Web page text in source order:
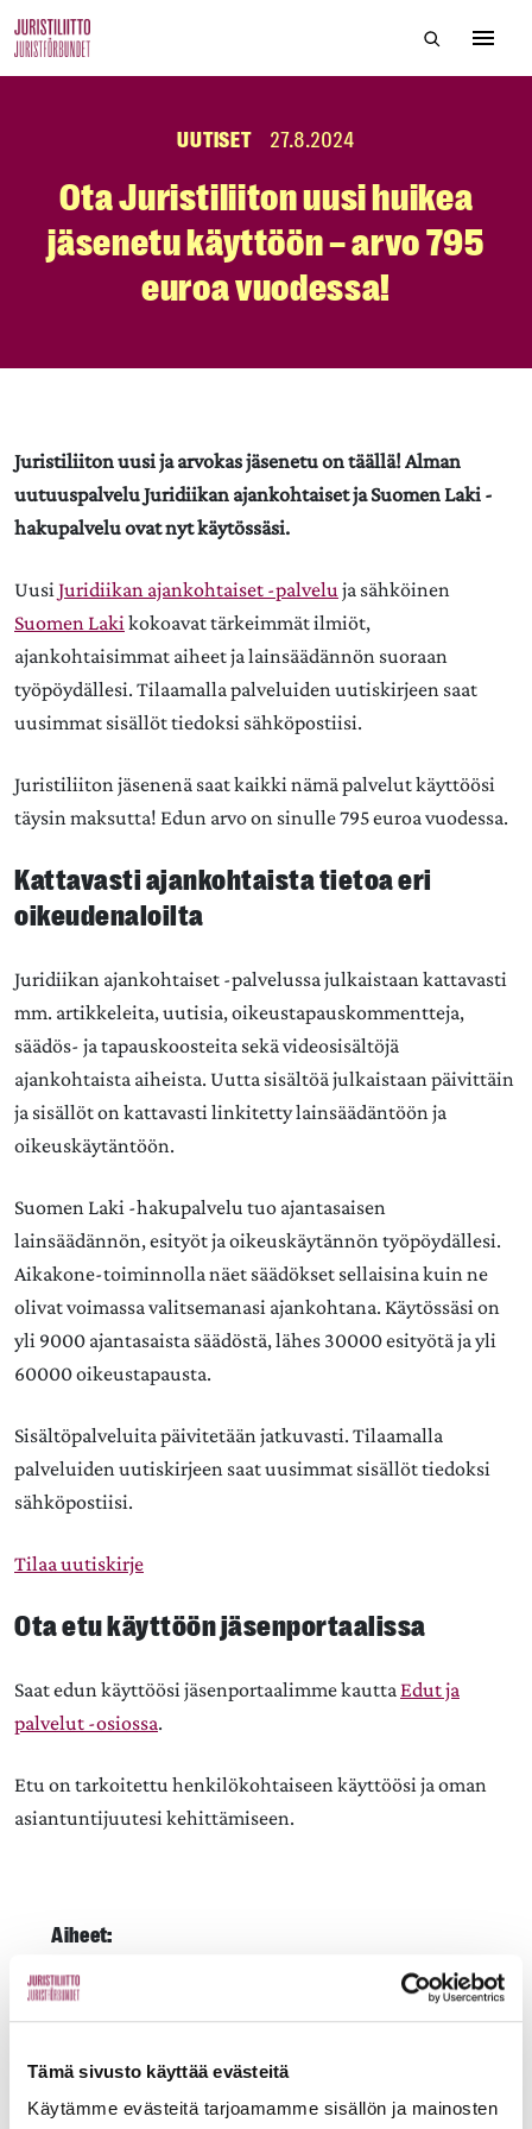
Tämä sivusto käyttää evästeitä
Käytämme evästeitä tarjoamamme sisällön ja mainosten
to
Hae
UUTISET 27.8.2024
Ota Juristiliiton uusi huikea
jäsenetu käyttöön – arvo 795
euroa vuodessa!
Juristiliiton uusi ja arvokas jäsenetu on täällä! Alman
uutuuspalvelu Juridiikan ajankohtaiset ja Suomen Laki -
hakupalvelu ovat nyt käytössäsi.
UusiJuridiikan ajankohtaiset -palvelu ja sähköinen
Suomen Lakikokoavat tärkeimmät ilmiöt,
ajankohtaisimmat aiheet ja lainsäädännön suoraan
työpöydällesi. Tilaamalla palveluiden uutiskirjeen saat
uusimmat sisällöt tiedoksi sähköpostiisi.
Juristiliiton jäsenenä saat kaikki nämä palvelut käyttöösi
täysin maksutta! Edun arvo on sinulle 795 euroa vuodessa.
Kattavasti ajankohtaista tietoa eri
oikeudenaloilta
Juridiikan ajankohtaiset -palvelussa julkaistaan kattavasti
mm. artikkeleita, uutisia, oikeustapauskommentteja,
säädös- ja tapauskoosteita sekä videosisältöjä
ajankohtaista aiheista. Uutta sisältöä julkaistaan päivittäin
ja sisällöt on kattavasti linkitetty lainsäädäntöön ja
oikeuskäytäntöön.
Suomen Laki -hakupalvelu tuo ajantasaisen
lainsäädännön, esityöt ja oikeuskäytännön työpöydällesi.
Aikakone-toiminnolla näet säädökset sellaisina kuin ne
olivat voimassa valitsemanasi ajankohtana. Käytössäsi on
yli 9000 ajantasaista säädöstä, lähes 30000 esityötä ja yli
60000 oikeustapausta.
Sisältöpalveluita päivitetään jatkuvasti. Tilaamalla
palveluiden uutiskirjeen saat uusimmat sisällöt tiedoksi
sähköpostiisi.
Tilaa uutiskirje
Ota etu käyttöön jäsenportaalissa
Saat edun käyttöösi jäsenportaalimme kauttaEdut ja
palvelut -osiossa.
Etu on tarkoitettu henkilökohtaiseen käyttöösi ja oman
asiantuntijuutesi kehittämiseen.
Aiheet:
Juristiliitto